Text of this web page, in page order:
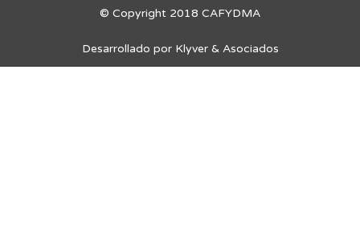
© Copyright 2018 CAFYDMA
Desarrollado por Klyver & Asociados